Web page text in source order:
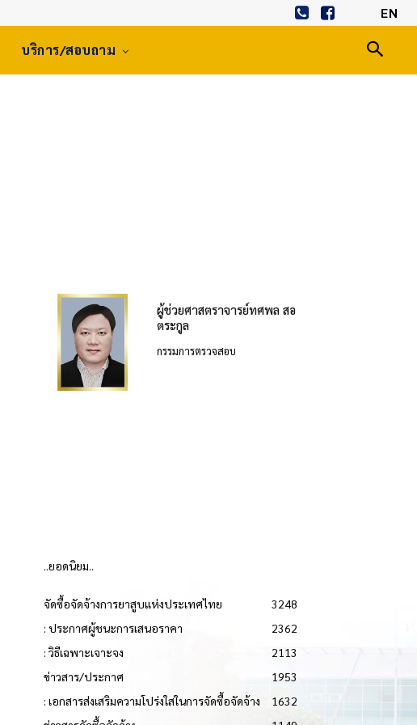
EN
บริการ/สอบถาม
ผู้ช่วยศาสตราจารย์ทศพล สอ
ตระกูล
กรรมการตรวจสอบ
..ยอดนิยม..
จัดซื้อจัดจ้างการยาสูบแห่งประเทศไทย
3248
: ประกาศผู้ชนะการเสนอราคา
2362
: วิธีเฉพาะเจาะจง
2113
ข่าวสาร/ประกาศ
1953
: เอกสารส่งเสริมความโปร่งใสในการจัดซื้อจัดจ้าง
1632